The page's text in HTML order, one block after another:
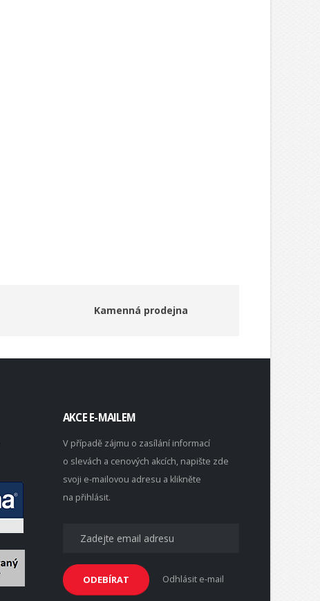
Kamenná prodejna
AKCE E-MAILEM
V případě zájmu o zasílání informací
o slevách a cenových akcích, napište zde
svoji e-mailovou adresu a klikněte
na přihlásit.
ODEBÍRAT Odhlásit e-mail